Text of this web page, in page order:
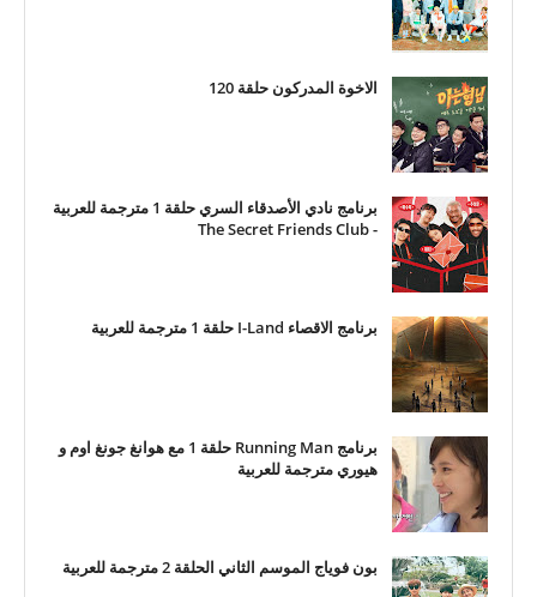
الاخوة المدركون حلقة 120
برنامج نادي الأصدقاء السري حلقة 1 مترجمة للعربية
- The Secret Friends Club
برنامج الاقصاء I-Land حلقة 1 مترجمة للعربية
برنامج Running Man حلقة 1 مع هوانغ جونغ اوم و
هيوري مترجمة للعربية
بون فوياج الموسم الثاني الحلقة 2 مترجمة للعربية